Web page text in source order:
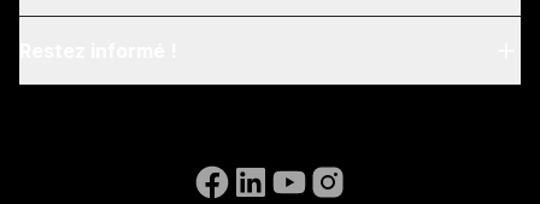
Blog & News
Instructions de facturation
Aller sur le site web de WeldEye
(opens in a new tab)